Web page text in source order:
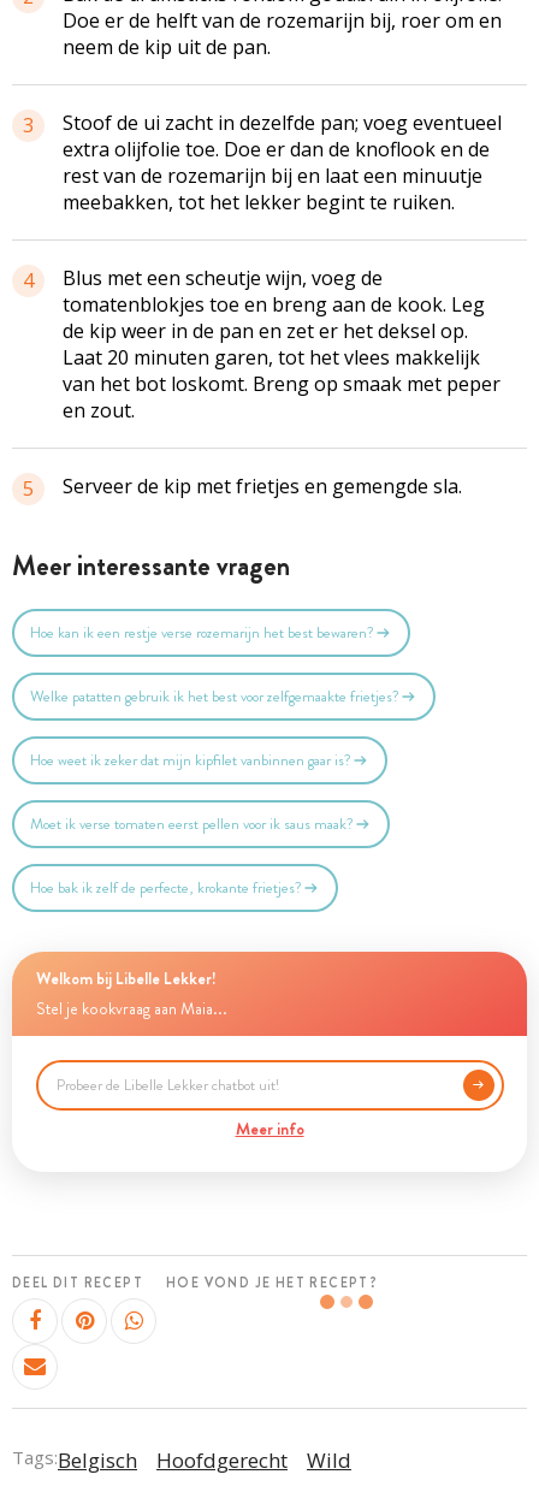
Doe er de helft van de rozemarijn bij, roer om en
neem de kip uit de pan.
3
Stoof de ui zacht in dezelfde pan; voeg eventueel
extra olijfolie toe. Doe er dan de knoflook en de
rest van de rozemarijn bij en laat een minuutje
meebakken, tot het lekker begint te ruiken.
4
Blus met een scheutje wijn, voeg de
tomatenblokjes toe en breng aan de kook. Leg
de kip weer in de pan en zet er het deksel op.
Laat 20 minuten garen, tot het vlees makkelijk
van het bot loskomt. Breng op smaak met peper
en zout.
5 Serveer de kip met frietjes en gemengde sla.
Meer interessante vragen
Hoe kan ik een restje verse rozemarijn het best bewaren?
Welke patatten gebruik ik het best voor zelfgemaakte frietjes?
Hoe weet ik zeker dat mijn kipfilet vanbinnen gaar is?
Moet ik verse tomaten eerst pellen voor ik saus maak?
Hoe bak ik zelf de perfecte, krokante frietjes?
Welkom bij Libelle Lekker!
Stel je kookvraag aan Maia...
Meer info
DEEL DIT RECEPT HOE VOND JE HET RECEPT?
Tags:Belgisch Hoofdgerecht Wild